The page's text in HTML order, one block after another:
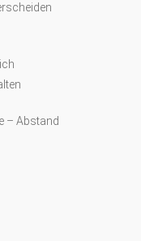
– Abstand